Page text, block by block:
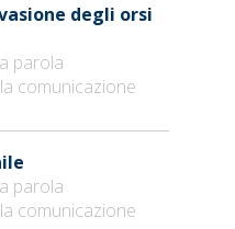
degli orsi
parola
comunicazione
parola
comunicazione